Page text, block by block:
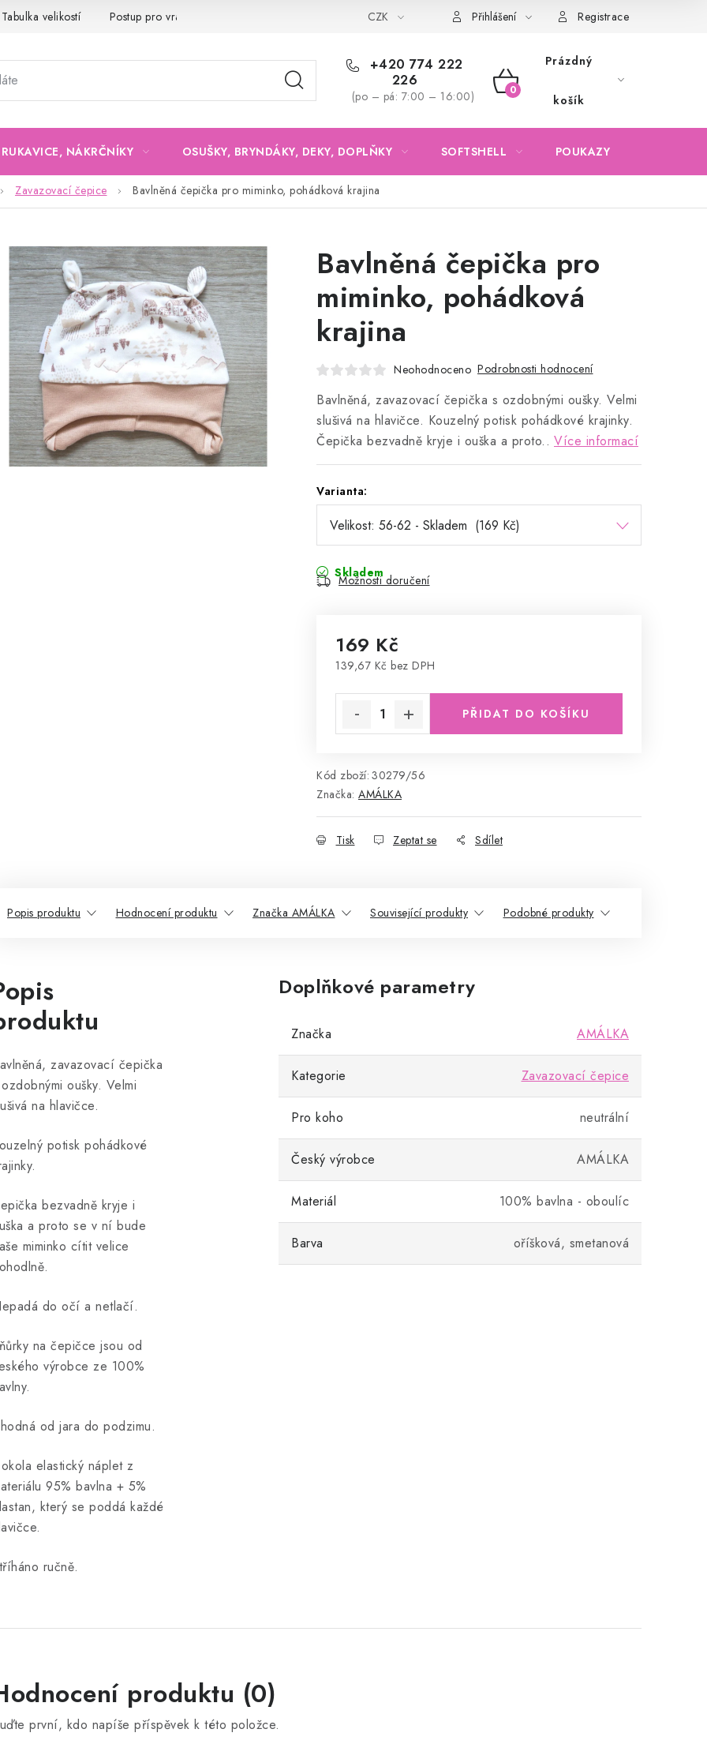
Tabulka velikostí Postup pro vrácení a výměnu Obchodní podmínky Podmínky ochrany osobních údajů
CZK Přihlášení Registrace
+420 774 222
226
(po – pá: 7:00 – 16:00)
NÁKUPNÍ
Prázdný
košík
NÁKRČNÍKY OSUŠKY, BRYNDÁKY, DEKY, DOPLŇKY SOFTSHELL POUKAZY
Zavazovací čepice Bavlněná čepička pro miminko, pohádková krajina
Bavlněná čepička pro
miminko, pohádková
krajina
Neohodnoceno Podrobnosti hodnocení
Bavlněná, zavazovací čepička s ozdobnými oušky. Velmi
slušivá na hlavičce. Kouzelný potisk pohádkové krajinky.
Čepička bezvadně kryje i ouška a proto.. Více informací
Varianta:
Skladem
Možnosti doručení
169 Kč
139,67 Kč bez DPH
PŘIDAT DO KOŠÍKU
Kód zboží: 30279/56
Značka: AMÁLKA
Tisk Zeptat se Sdílet
Popis produktu Hodnocení produktu Značka AMÁLKA Související produkty Podobné produkty
zavazovací čepička
oušky. Velmi
na hlavičce.
potisk pohádkové
bezvadně kryje i
a proto se v ní bude
miminko cítit velice
do očí a netlačí.
na čepičce jsou od
výrobce ze 100%
od jara do podzimu.
elastický náplet z
95% bavlna + 5%
který se poddá každé
ručně.
Doplňkové parametry
Značka AMÁLKA
Kategorie Zavazovací čepice
Pro koho neutrální
Český výrobce AMÁLKA
Materiál 100% bavlna - oboulíc
Barva oříšková, smetanová
produktu (0)
první, kdo napíše příspěvek k této položce.